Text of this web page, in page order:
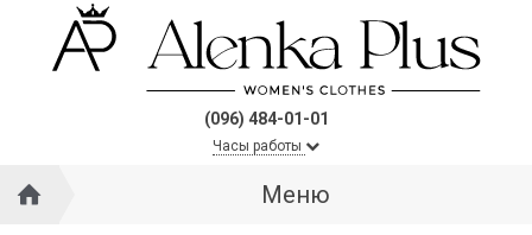
(096) 484-01-01
Часы работы
Меню